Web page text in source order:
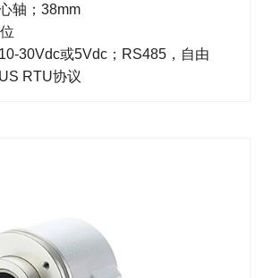
轴；38mm
30Vdc或5Vdc；RS485，自由
RTU协议